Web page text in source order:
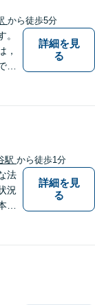
から徒歩5分
。
，
す
詳細を見
る
駅 から徒歩1分
法
況
的
が
相
相
詳細を見
る